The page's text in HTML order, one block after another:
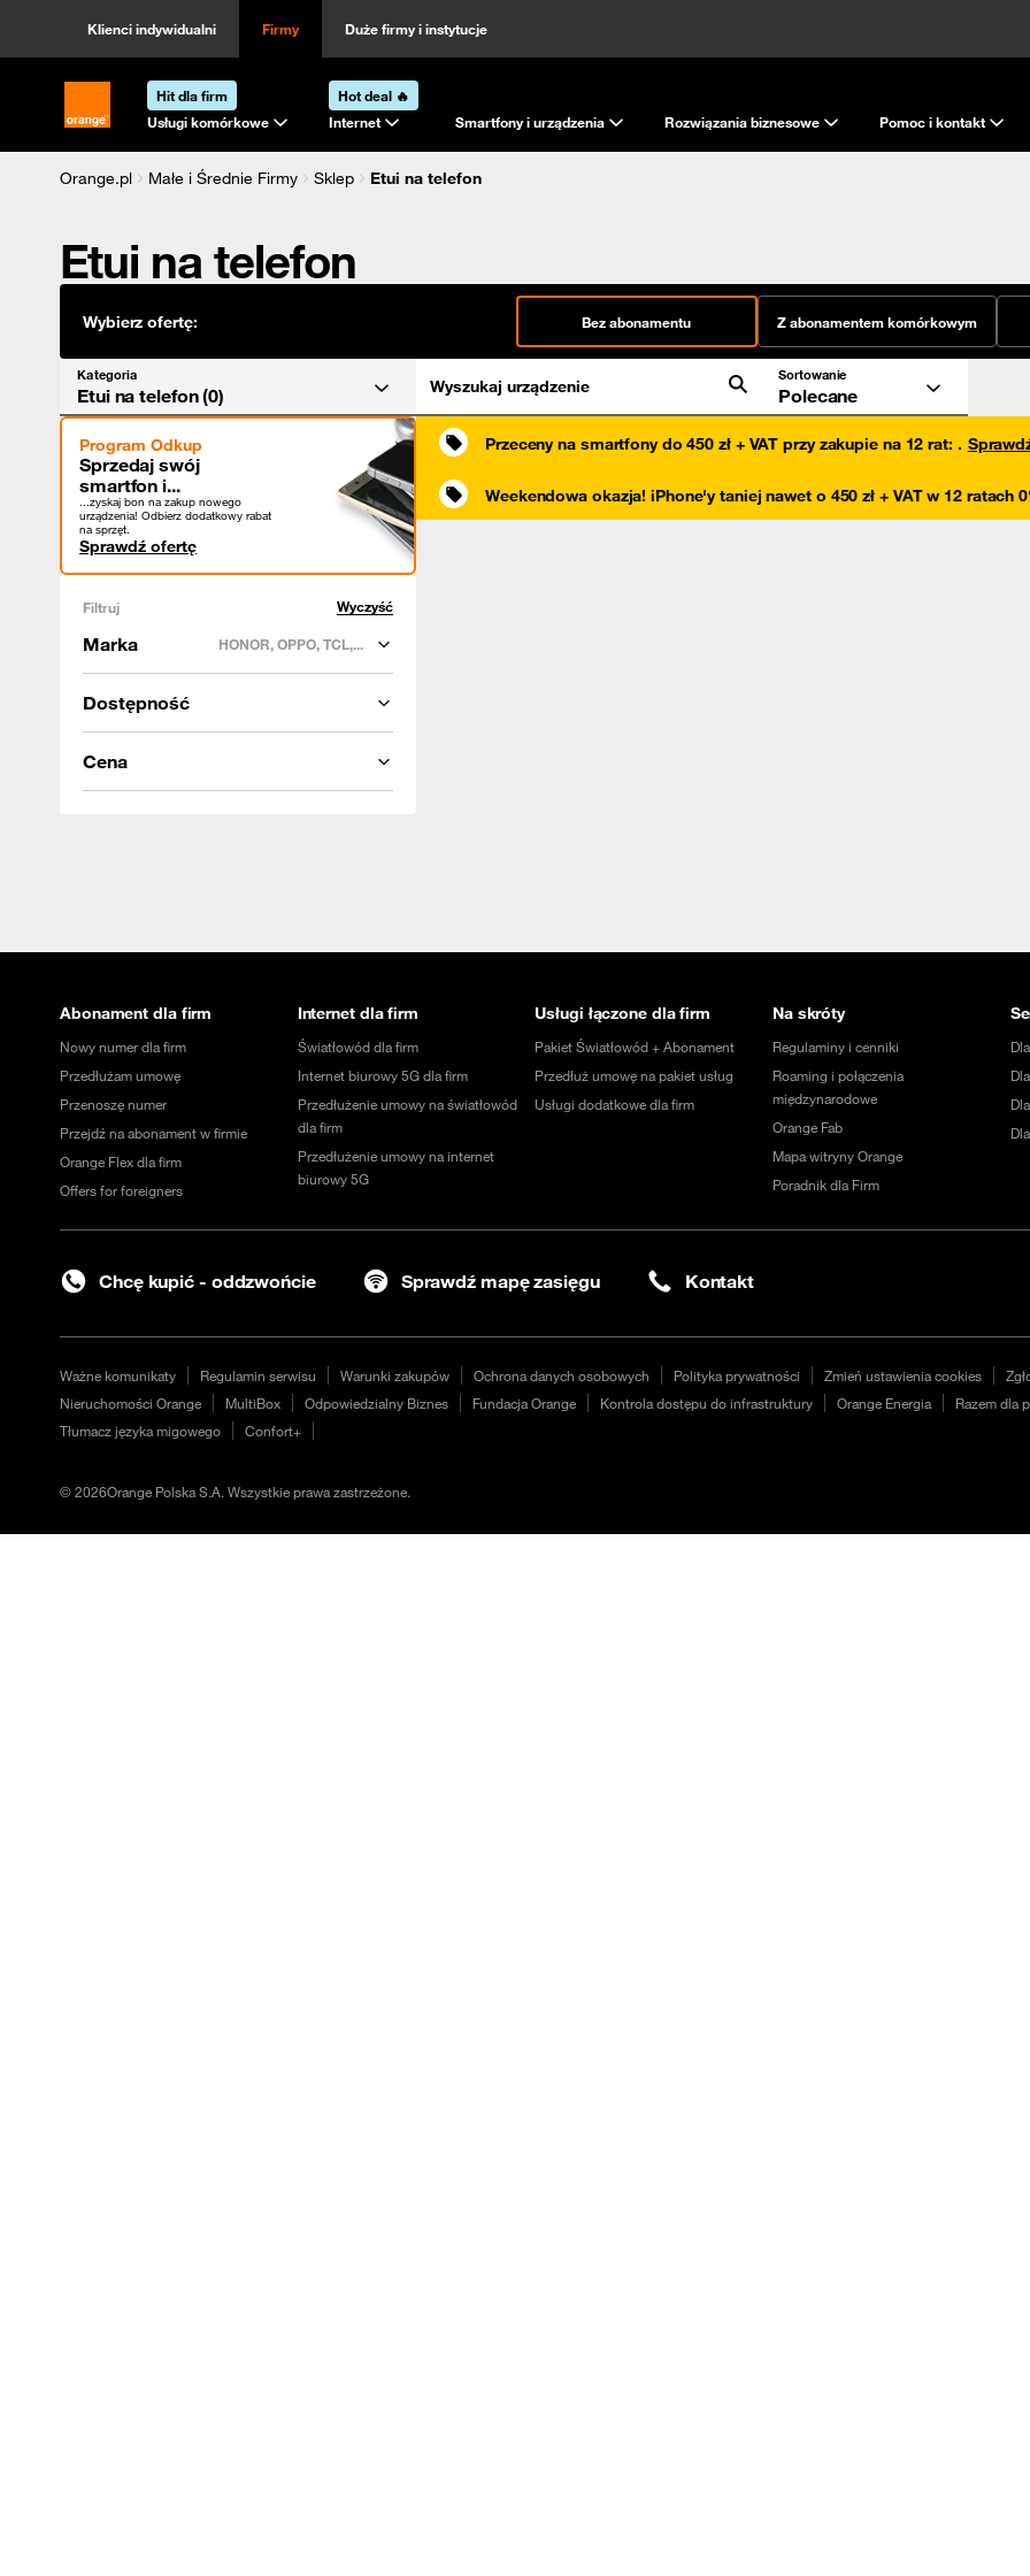
Klienci indywidualni Firmy Duże firmy i instytucje
Strona główna Orange.pl
Hit dla firm
Usługi komórkowe
Hot deal 🔥
Internet
Smartfony i urządzenia Rozwiązania biznesowe Pomoc i kontakt
Orange.pl Małe i Średnie Firmy Sklep
Etui na telefon
Etui na telefon
Wybierz ofertę: Bez abonamentu Z abonamentem komórkowym
Kategoria
Etui na telefon (0) Wyszukaj urządzenie
Sortowanie
Polecane
Program Odkup
Sprzedaj swój
smartfon i...
...zyskaj bon na zakup nowego
urządzenia! Odbierz dodatkowy rabat
na sprzęt.
Sprawdź ofertę
Filtruj Wyczyść
Marka HONOR, OPPO, TCL,...
Dostępność
Cena
Przeceny na smartfony do 450 zł + VAT przy zakupie na 12 rat: .
Weekendowa okazja! iPhone'y taniej nawet o 450 zł + VAT w 12 ratach
Abonament dla firm
Nowy numer dla firm
Przedłużam umowę
Przenoszę numer
Przejdź na abonament w firmie
Orange Flex dla firm
Offers for foreigners
Internet dla firm
Światłowód dla firm
Internet biurowy 5G dla firm
Przedłużenie umowy na światłowód
dla firm
Przedłużenie umowy na internet
biurowy 5G
Usługi łączone dla firm
Pakiet Światłowód + Abonament
Przedłuż umowę na pakiet usług
Usługi dodatkowe dla firm
Na skróty
Regulaminy i cenniki
Roaming i połączenia
międzynarodowe
Orange Fab
Mapa witryny Orange
Poradnik dla Firm
Chcę kupić - oddzwońcie Sprawdź mapę zasięgu Kontakt
Ważne komunikaty Regulamin serwisu Warunki zakupów Ochrona danych osobowych Polityka prywatności Zmień ustawienia cookies
Nieruchomości Orange
MultiBox Odpowiedzialny Biznes Fundacja Orange Kontrola dostępu do infrastruktury Orange Energia Razem dla
Tłumacz języka migowego
Confort+
©2026Orange Polska S.A. Wszystkie prawa zastrzeżone.